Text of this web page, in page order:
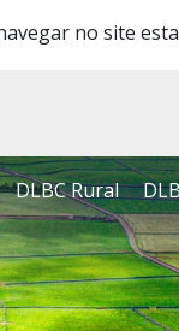
no site
DLBC Rural